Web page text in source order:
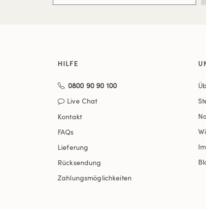
HILFE
0800 90 90 100
Live Chat
Kontakt
FAQs
Lieferung
Rücksendung
Zahlungsmöglichkeiten